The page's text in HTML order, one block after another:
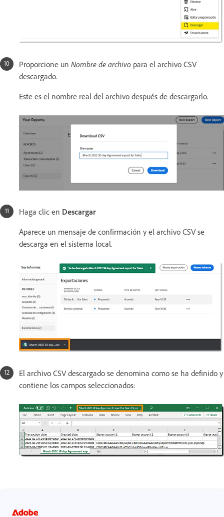
Proporcione un Nombre de archivo para el archivo CSV
descargado.
Este es el nombre real del archivo después de descargarlo.
Haga clic en Descargar
Aparece un mensaje de confirmación y el archivo CSV se
descarga en el sistema local.
El archivo CSV descargado se denomina como se ha definido y
contiene los campos seleccionados: